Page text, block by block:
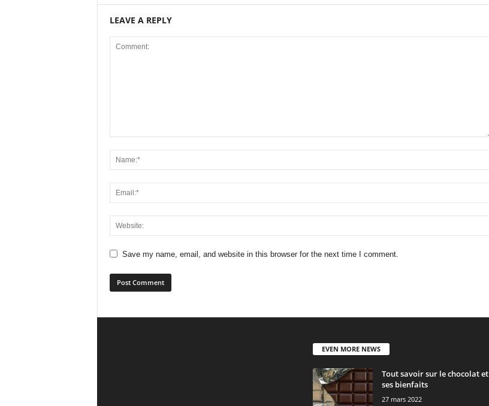
LEAVE A REPLY
Save my name, email, and website in this browser for the next time I comment.
EVEN MORE NEWS
Tout savoir sur le chocolat et
ses bienfaits
27 mars 2022